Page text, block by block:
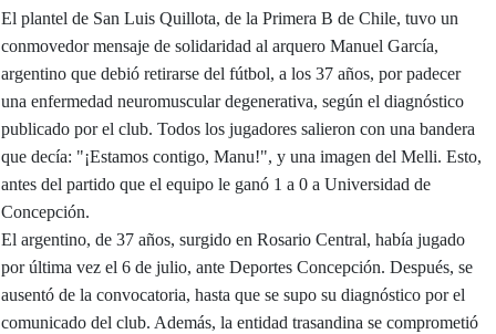
El plantel de San Luis Quillota, de la Primera B de Chile, tuvo un
conmovedor mensaje de solidaridad al arquero Manuel García,
argentino que debió retirarse del fútbol, a los 37 años, por padecer
una enfermedad neuromuscular degenerativa, según el diagnóstico
publicado por el club. Todos los jugadores salieron con una bandera
que decía: "¡Estamos contigo, Manu!", y una imagen del Melli. Esto,
antes del partido que el equipo le ganó 1 a 0 a Universidad de
Concepción.
El argentino, de 37 años, surgido en Rosario Central, había jugado
por última vez el 6 de julio, ante Deportes Concepción. Después, se
ausentó de la convocatoria, hasta que se supo su diagnóstico por el
comunicado del club. Además, la entidad trasandina se comprometió